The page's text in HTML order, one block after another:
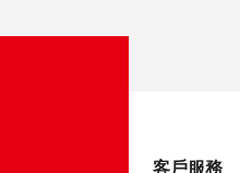
客戶服務